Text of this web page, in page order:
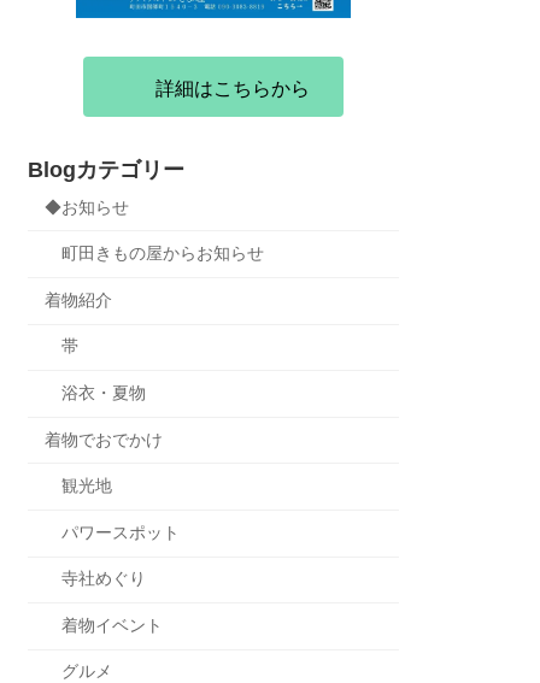
詳細はこちらから
Blogカテゴリー
◆お知らせ
町田きもの屋からお知らせ
着物紹介
帯
浴衣・夏物
着物でおでかけ
観光地
パワースポット
寺社めぐり
着物イベント
グルメ